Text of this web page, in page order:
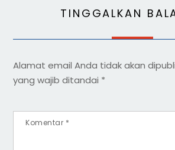
TINGGALKAN
Alamat email Anda tidak akan
yang wajib ditandai *
Komentar *